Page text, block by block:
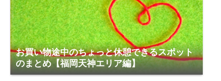
お買い物途中のちょっと休憩できるスポット
のまとめ【福岡天神エリア編】